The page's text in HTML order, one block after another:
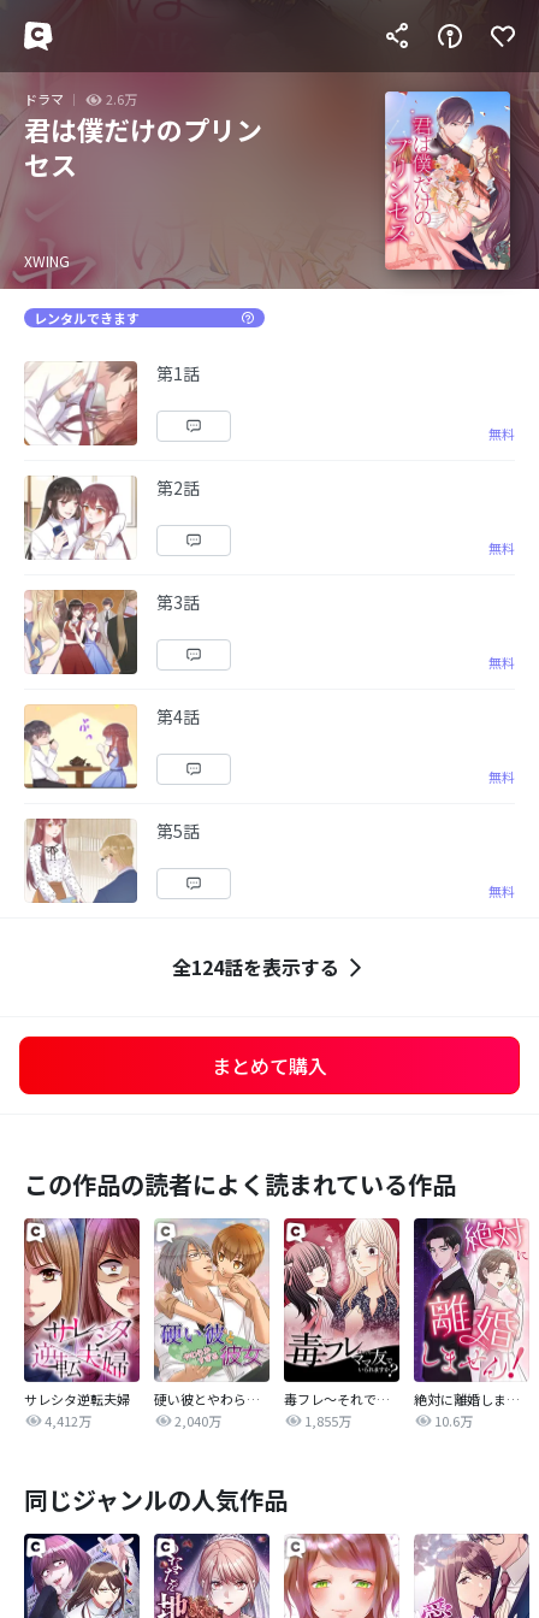
ドラマ 2.6万
君は僕だけのプリン
セス
XWING
レンタルできます
第1話
無料
第2話
無料
第3話
無料
第4話
無料
第5話
無料
全124話を表示する
まとめて購入
この作品の読者によく読まれている作品
サレシタ逆転夫婦
4,412万
硬い彼とやわらかすぎる彼女
2,040万
毒フレ～それでもママ友でいられますか？～
1,855万
絶対に離婚しません！
10.6万
同じジャンルの人気作品